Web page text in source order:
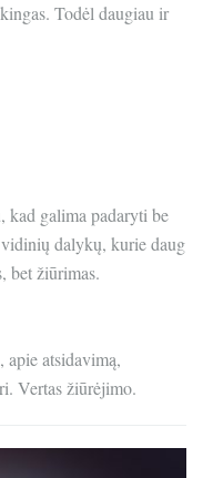
Todėl daugiau ir
galima padaryti be
dalykų, kurie daug
bet žiūrimas.
atsidavimą,
Vertas žiūrėjimo.